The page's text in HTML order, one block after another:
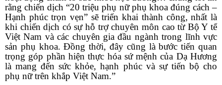
rằng chiến dịch “20 triệu phụ nữ phụ khoa đúng cách –
Hạnh phúc trọn vẹn” sẽ triển khai thành công, nhất là
khi chiến dịch có sự hỗ trợ chuyên môn cao từ Bộ Y tế
Việt Nam và các chuyên gia đầu ngành trong lĩnh vực
sản phụ khoa. Đồng thời, đây cũng là bước tiến quan
trọng góp phần hiện thực hóa sứ mệnh của Dạ Hương
là mang đến sức khỏe, hạnh phúc và sự tiến bộ cho
phụ nữ trên khắp Việt Nam.”